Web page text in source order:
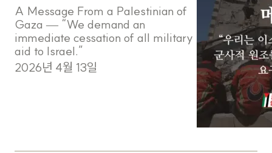
A Message From a Palestinian of
Gaza — “We demand an
immediate cessation of all military
aid to Israel.”
2026년 4월 13일